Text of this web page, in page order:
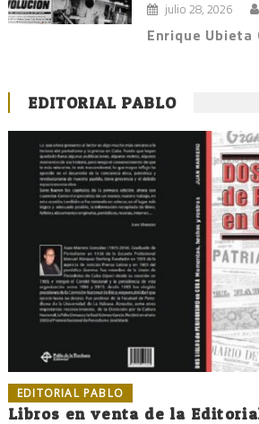
julio 28, 2026
Enrique Ubieta
EDITORIAL PABLO
EDITORIAL PABLO
Libros en venta de la